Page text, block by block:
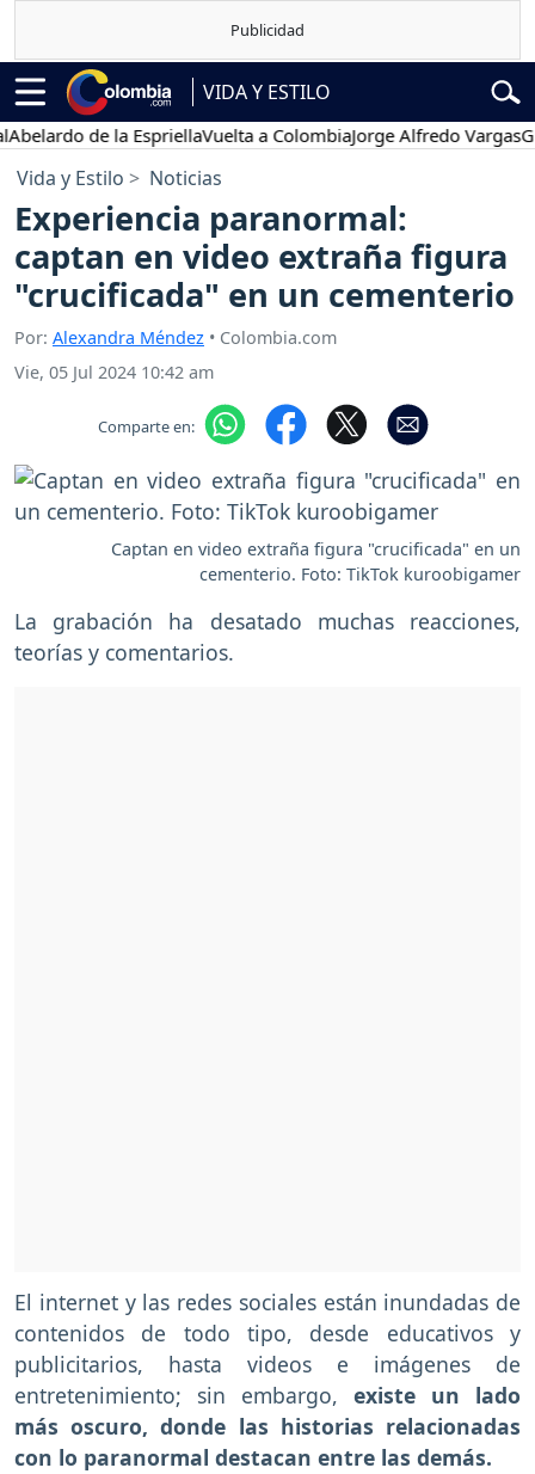
VIDA Y ESTILO
de la EspriellaVuelta a ColombiaJorge Alfredo Vargas
Vida y Estilo Noticias
Experiencia paranormal:
captan en video extraña figura
"crucificada" en un cementerio
Por: Alexandra Méndez • Colombia.com
Vie, 05 Jul 2024 10:42 am
Comparte en:
Captan en video extraña figura "crucificada" en un
cementerio. Foto: TikTok kuroobigamer
La grabación ha desatado muchas reacciones,
teorías y comentarios.
El internet y las redes sociales están inundadas de
contenidos de todo tipo, desde educativos y
publicitarios, hasta videos e imágenes de
entretenimiento; sin embargo, existe un lado
más oscuro, donde las historias relacionadas
con lo paranormal destacan entre las demás.